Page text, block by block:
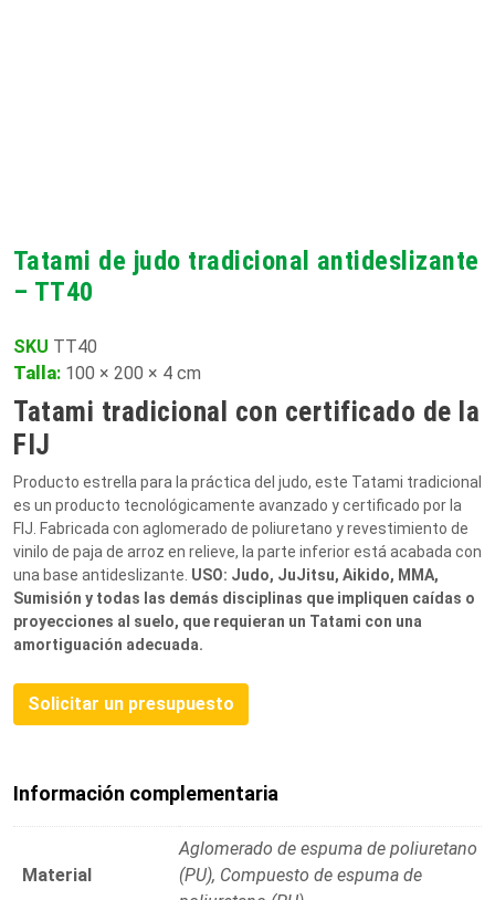
Tatami de judo tradicional antideslizante
– TT40
SKU TT40
Talla: 100 × 200 × 4 cm
Tatami tradicional con certificado de la
FIJ
Producto estrella para la práctica del judo, este Tatami tradicional
es un producto tecnológicamente avanzado y certificado por la
FIJ. Fabricada con aglomerado de poliuretano y revestimiento de
vinilo de paja de arroz en relieve, la parte inferior está acabada con
una base antideslizante. USO: Judo, JuJitsu, Aikido, MMA,
Sumisión y todas las demás disciplinas que impliquen caídas o
proyecciones al suelo, que requieran un Tatami con una
amortiguación adecuada.
Solicitar un presupuesto
Información complementaria
Material
Aglomerado de espuma de poliuretano
(PU), Compuesto de espuma de